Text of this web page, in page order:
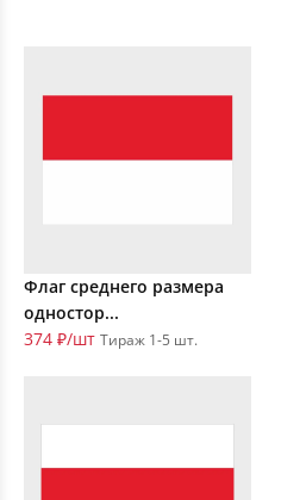
Флаг среднего размера
одностор...
374 ₽/шт Тираж 1-5 шт.